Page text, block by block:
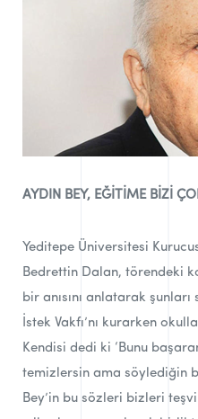
AYDIN BEY, EĞİTİME BİZİ
Yeditepe Üniversitesi
Bedrettin Dalan, törendeki
bir anısını anlatarak şunları
İstek Vakfı’nı kurarken
Kendisi dedi ki ‘Bunu
temizlersin ama söylediğin
Bey’in bu sözleri bizleri